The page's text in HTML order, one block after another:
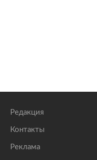
Редакция
Контакты
Реклама